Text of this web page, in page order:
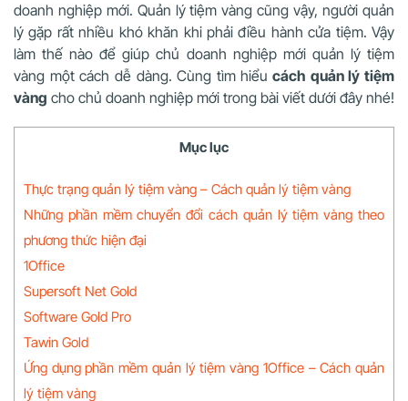
doanh nghiệp mới. Quản lý tiệm vàng cũng vậy, người quản
lý gặp rất nhiều khó khăn khi phải điều hành cửa tiệm. Vậy
làm thế nào để giúp chủ doanh nghiệp mới quản lý tiệm
vàng một cách dễ dàng. Cùng tìm hiểu cách quản lý tiệm
vàng cho chủ doanh nghiệp mới trong bài viết dưới đây nhé!
Mục lục
Thực trạng quản lý tiệm vàng – Cách quản lý tiệm vàng
Những phần mềm chuyển đổi cách quản lý tiệm vàng theo
phương thức hiện đại
1Office
Supersoft Net Gold
Software Gold Pro
Tawin Gold
Ứng dụng phần mềm quản lý tiệm vàng 1Office – Cách quản
lý tiệm vàng